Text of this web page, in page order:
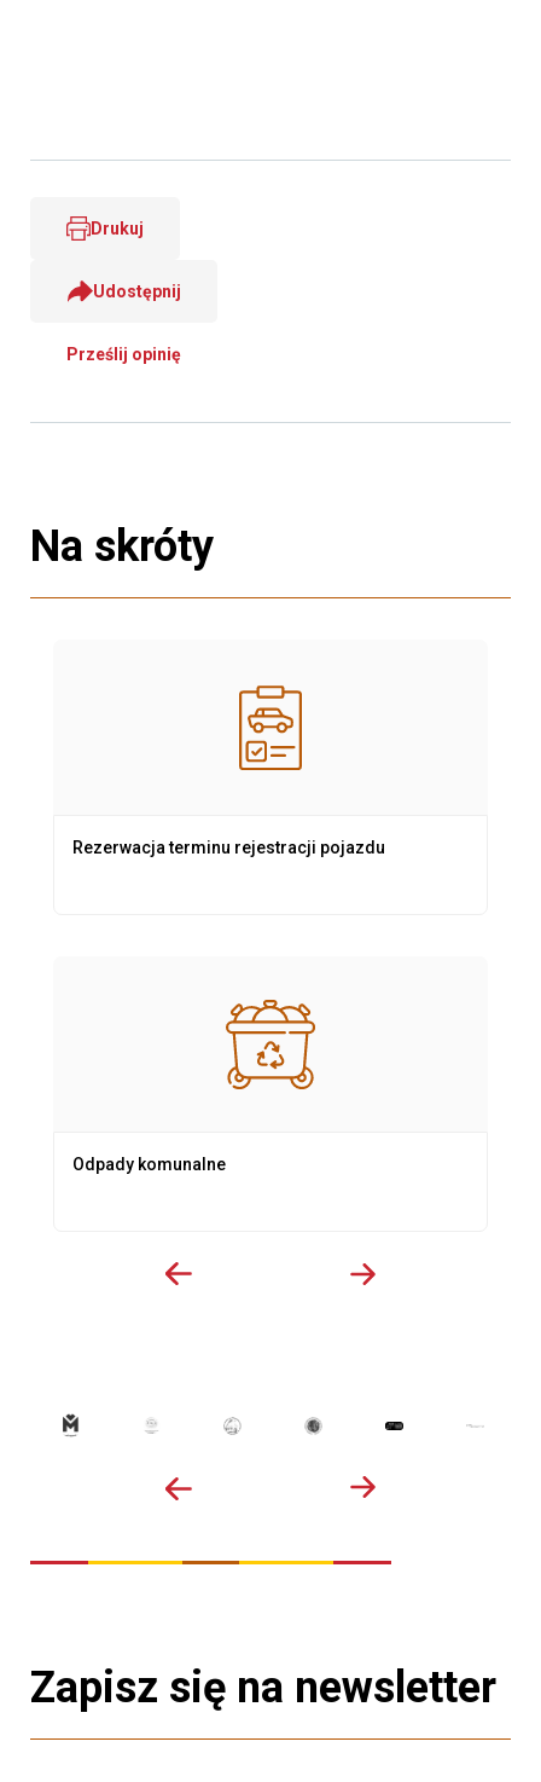
Drukuj
Udostępnij
Prześlij opinię
Na skróty
Rezerwacja terminu rejestracji pojazdu
Odpady komunalne
Zapisz się na newsletter